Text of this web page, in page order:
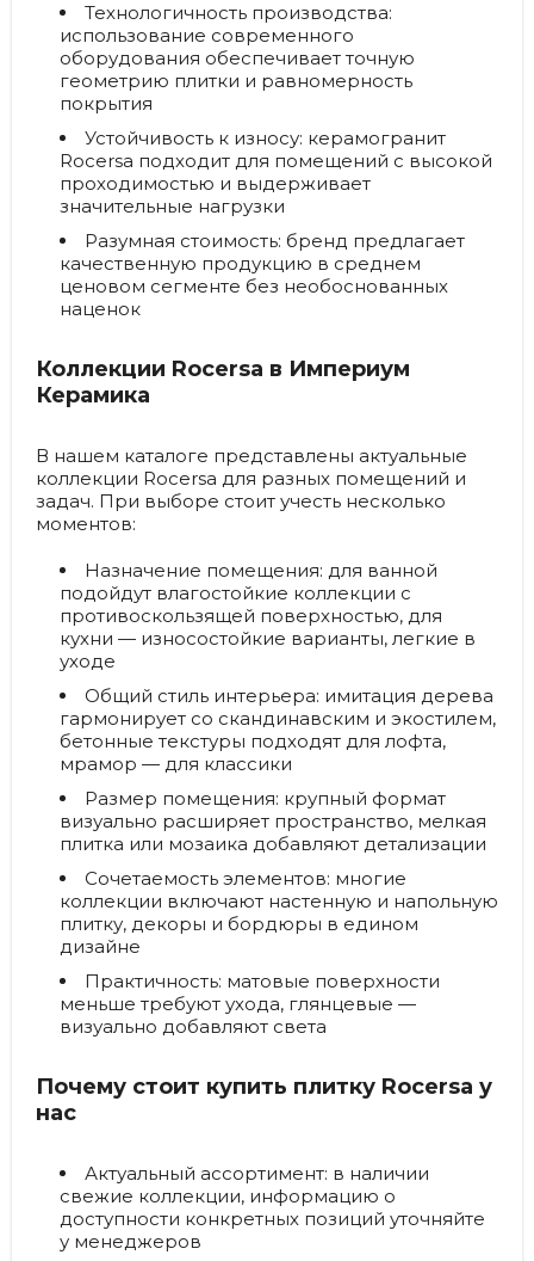
Технологичность производства:
использование современного
оборудования обеспечивает точную
геометрию плитки и равномерность
покрытия
Устойчивость к износу: керамогранит
Rocersa подходит для помещений с высокой
проходимостью и выдерживает
значительные нагрузки
Разумная стоимость: бренд предлагает
качественную продукцию в среднем
ценовом сегменте без необоснованных
наценок
Коллекции Rocersa в Империум
Керамика
В нашем каталоге представлены актуальные
коллекции Rocersa для разных помещений и
задач. При выборе стоит учесть несколько
моментов:
Назначение помещения: для ванной
подойдут влагостойкие коллекции с
противоскользящей поверхностью, для
кухни — износостойкие варианты, легкие в
уходе
Общий стиль интерьера: имитация дерева
гармонирует со скандинавским и экостилем,
бетонные текстуры подходят для лофта,
мрамор — для классики
Размер помещения: крупный формат
визуально расширяет пространство, мелкая
плитка или мозаика добавляют детализации
Сочетаемость элементов: многие
коллекции включают настенную и напольную
плитку, декоры и бордюры в едином
дизайне
Практичность: матовые поверхности
меньше требуют ухода, глянцевые —
визуально добавляют света
Почему стоит купить плитку Rocersa у
нас
Актуальный ассортимент: в наличии
свежие коллекции, информацию о
доступности конкретных позиций уточняйте
у менеджеров